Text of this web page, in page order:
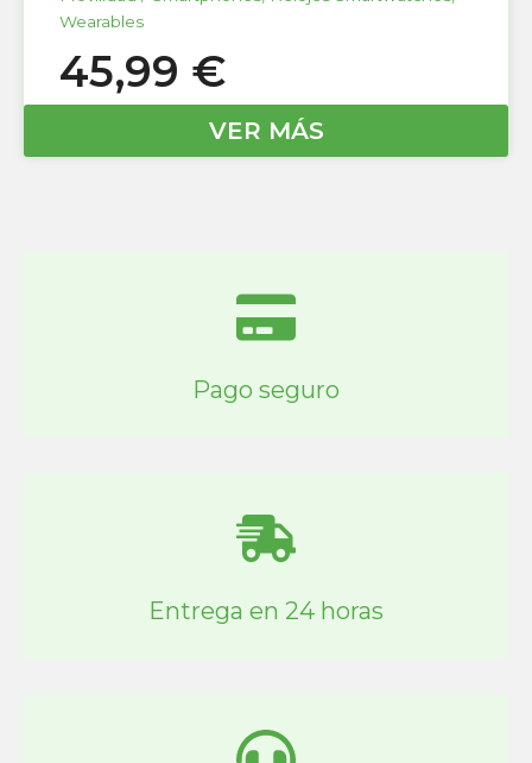
Wearables
45,99 €
VER MÁS
Pago seguro
Entrega en 24 horas